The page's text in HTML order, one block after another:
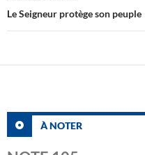
Le Seigneur protège son peuple
À NOTER